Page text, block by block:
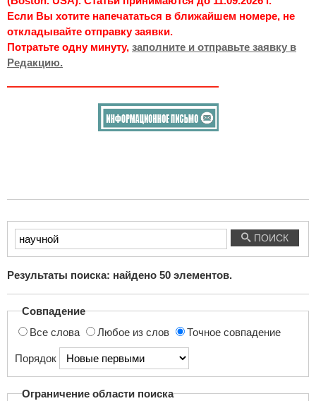
Если Вы хотите напечататься в ближайшем номере, не
откладывайте отправку заявки.
Потратьте одну минуту, заполните и отправьте заявку в
Редакцию.
Введите
текст
поиска...
ПОИСК
Результаты поиска: найдено 50 элементов.
Совпадение
Все слова
Любое из слов Точное совпадение
Порядок
Ограничение области поиска